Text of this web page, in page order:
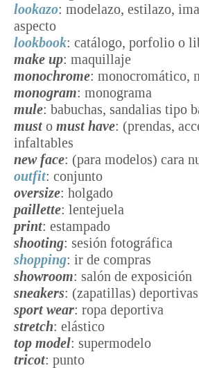
lookazo: modelazo, estilazo,
aspecto
lookbook: catálogo, porfolio o
make up: maquillaje
monochrome: monocromático,
monogram: monograma
mule: babuchas, sandalias tipo
must o must have: (prendas,
infaltables
new face: (para modelos) cara
outfit: conjunto
oversize: holgado
paillette: lentejuela
print: estampado
shooting: sesión fotográfica
shopping: ir de compras
showroom: salón de exposición
sneakers: (zapatillas) deportivas
sport wear: ropa deportiva
stretch: elástico
top model: supermodelo
tricot: punto